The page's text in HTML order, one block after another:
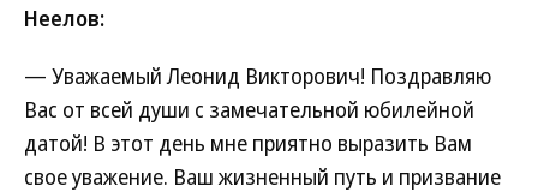
Неелов:
— Уважаемый Леонид Викторович! Поздравляю
Вас от всей души с замечательной юбилейной
датой! В этот день мне приятно выразить Вам
свое уважение. Ваш жизненный путь и призвание